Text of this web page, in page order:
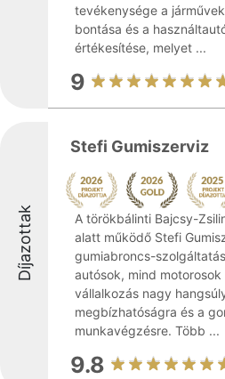
tevékenysége a
bontása és a
értékesítése, melyet ...
9
Díjazottak
Stefi Gumiszerviz
A törökbálinti Bajcsy-
alatt működő Stefi
gumiabroncs-
autósok, mind motorosok
vállalkozás nagy
megbízhatóságra és a
munkavégzésre. Több ...
9.8